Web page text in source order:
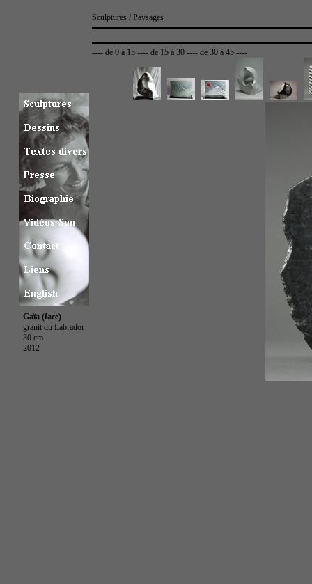
Sculptures / Paysages
---- de 0 à 15 ---- de 15 à 30 ---- de 30 à 45 ----
Gaïa (face)
granit du Labrador
30 cm
2012